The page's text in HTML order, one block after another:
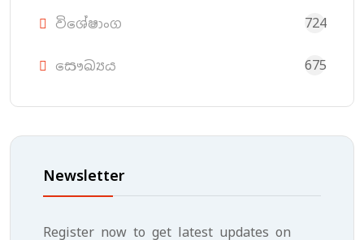
විශේෂාංග 724
සෞඛ්‍යය 675
Newsletter
Register now to get latest updates on